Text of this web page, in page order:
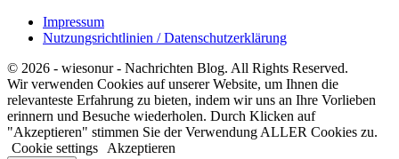
Impressum
Nutzungsrichtlinien / Datenschutzerklärung
© 2026 - wiesonur - Nachrichten Blog. All Rights Reserved.
Wir verwenden Cookies auf unserer Website, um Ihnen die
relevanteste Erfahrung zu bieten, indem wir uns an Ihre Vorlieben
erinnern und Besuche wiederholen. Durch Klicken auf
"Akzeptieren" stimmen Sie der Verwendung ALLER Cookies zu.
Cookie settings
Akzeptieren